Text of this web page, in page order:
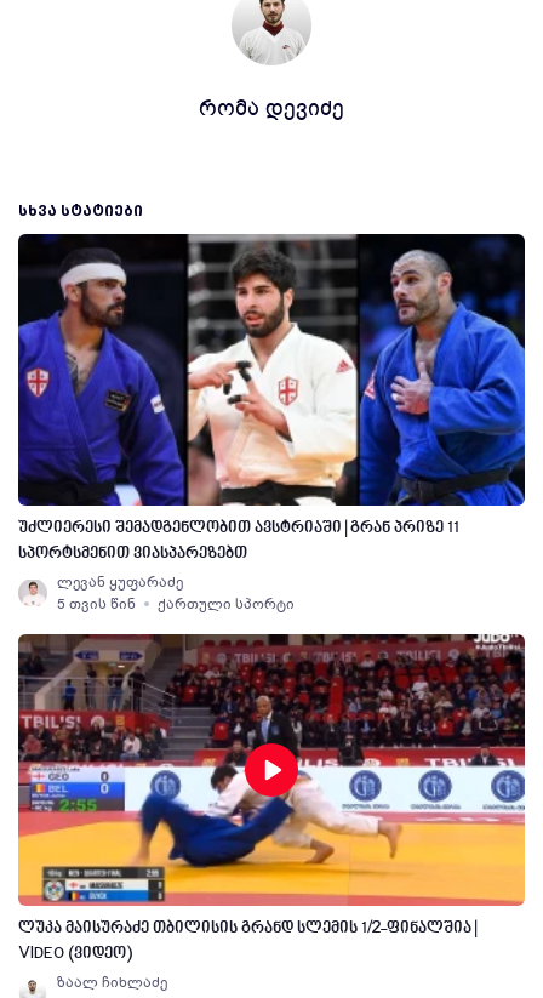
რომა დევიძე
ᲡᲮᲕᲐ ᲡᲢᲐᲢᲘᲔᲑᲘ
უძლიერესი შემადგენლობით ავსტრიაში | გრან პრიზე 11
სპორტსმენით ვიასპარეზებთ
ლევან ყუფარაძე
5 თვის წინ
ქართული სპორტი
ლუკა მაისურაძე თბილისის გრანდ სლემის 1/2-ფინალშია |
VIDEO (ვიდეო)
ზაალ ჩიხლაძე